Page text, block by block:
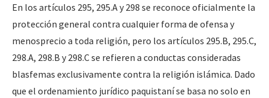
En los artículos 295, 295.A y 298 se reconoce oficialmente la
protección general contra cualquier forma de ofensa y
menosprecio a toda religión, pero los artículos 295.B, 295.C,
298.A, 298.B y 298.C se refieren a conductas consideradas
blasfemas exclusivamente contra la religión islámica. Dado
que el ordenamiento jurídico paquistaní se basa no solo en